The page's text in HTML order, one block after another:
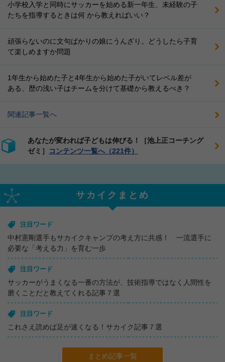
小学校入学と同時にサッカーを始める新一年生、未経験の子
たちを指導するときは何 から教えればいい？
頑張らないのに文句ばかりの娘にうんざり。どうしたら子育
て楽しめますか問題
1年生から始めた子と4年生から始めた子がいてレベル差が
ある、歴の浅い子はチームを分けて基礎から教えるべき？
関連記事一覧へ
あなたが変われば子どもは伸びる！［池上正コーチング
ゼミ］
コンテンツ一覧へ（221件）
サカイクまとめ
注目ワード
中村憲剛選手もサカイクキャンプの考え方に共感！ 一流選手に
必要な「考える力」を育む一歩
注目ワード
サッカーがうまくなる一番の方法が、技術指導ではなく人間性を
磨くことだと教えてくれる記事７選
注目ワード
これさえ読めば足が速くなる！サカイク記事７選
まとめ記事一覧